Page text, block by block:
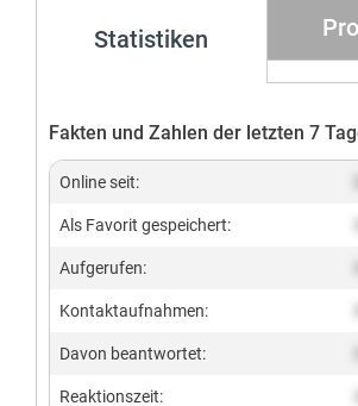
Statistiken
Fakten und Zahlen der letzten 7
Online seit:
Als Favorit gespeichert:
Aufgerufen:
Kontaktaufnahmen:
Davon beantwortet:
Reaktionszeit: